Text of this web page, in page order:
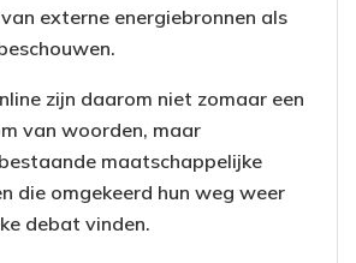
externe energiebronnen als
zijn daarom niet zomaar een
van woorden, maar
maatschappelijke
die omgekeerd hun weg weer
debat vinden.